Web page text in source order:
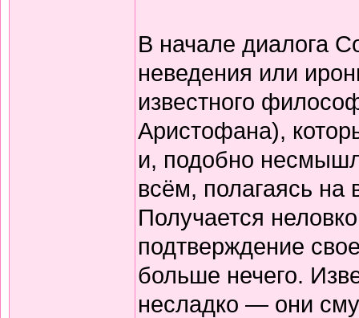
В начале диалога
неведения или
известного
Аристофана),
и, подобно
всём, полагаясь на
Получается
подтверждение
больше нечего.
несладко — они